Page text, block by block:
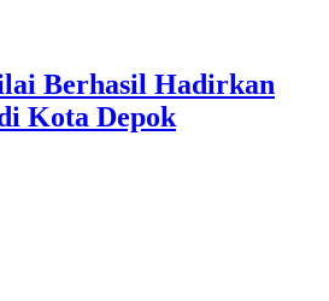
Berhasil Hadirkan
Kota Depok